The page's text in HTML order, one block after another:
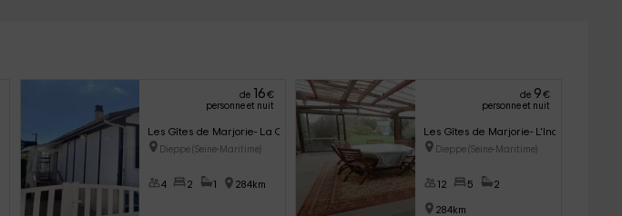
de 16 €
personne et nuit
Les Gîtes de Marjorie- La Cabane de Bonsecours
Dieppe (Seine-Maritime)
4 2 1 284km
de 9€
personne et nuit
Les Gîtes de Marjorie- L'Inattendue
Dieppe (Seine-Maritime)
12 5 2
284km